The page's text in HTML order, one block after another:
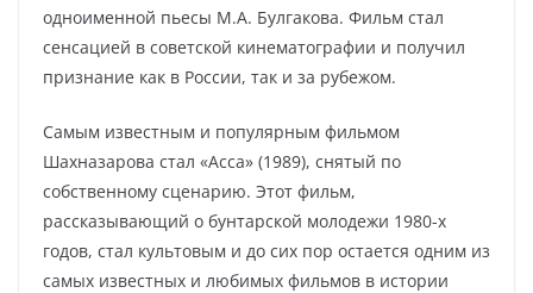
одноименной пьесы М.А. Булгакова. Фильм стал
сенсацией в советской кинематографии и получил
признание как в России, так и за рубежом.
Cамым известным и популярным фильмом
Шахназарова стал «Асса» (1989), снятый по
собственному сценарию. Этот фильм,
рассказывающий о бунтарской молодежи 1980-х
годов, стал культовым и до сих пор остается одним из
самых известных и любимых фильмов в истории